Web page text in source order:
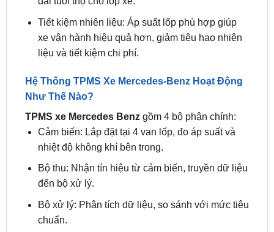
xe vận hành hiệu quả hơn, giảm tiêu hao nhiên
liệu và tiết kiệm chi phí.
Hệ Thống TPMS Xe Mercedes-Benz Hoạt Động
TPMS xe Mercedes Benzgồm 4 bộ phận chính:
Cảm biến: Lắp đặt tại 4 van lốp, đo áp suất và
nhiệt độ không khí bên trong.
Bộ thu: Nhận tín hiệu từ cảm biến, truyền dữ liệu
đến bộ xử lý.
Bộ xử lý: Phân tích dữ liệu, so sánh với mức tiêu
chuẩn.
Màn hình hiển thị: Hiển thị thông tin áp suất và
nhiệt độ từng lốp, cảnh báo khi có thay đổi bất